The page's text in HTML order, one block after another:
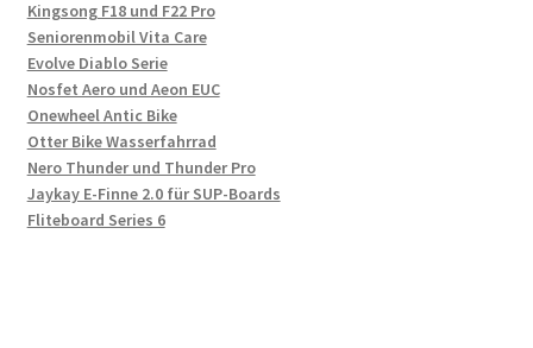
Kingsong F18 und F22 Pro
Seniorenmobil Vita Care
Evolve Diablo Serie
Nosfet Aero und Aeon EUC
Onewheel Antic Bike
Otter Bike Wasserfahrrad
Nero Thunder und Thunder Pro
Jaykay E-Finne 2.0 für SUP-Boards
Fliteboard Series 6